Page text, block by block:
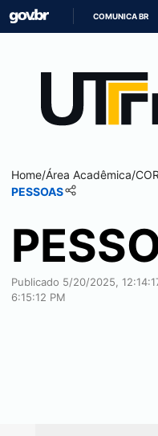
COMUNICA BR
Home/Área Acadêmica/
PESSOAS
Publicado 5/20/2025,
6:15:12 PM